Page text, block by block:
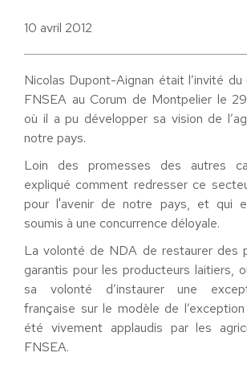
10 avril 2012
Nicolas Dupont-Aignan était l’invité
FNSEA au Corum de Montpelier le
où il a pu développer sa vision de
notre pays.
Loin des promesses des autres
expliqué comment redresser ce
pour l'avenir de notre pays, et qui
soumis à une concurrence déloyale.
La volonté de NDA de restaurer des
garantis pour les producteurs laitiers,
sa volonté d’instaurer une
française sur le modèle de
été vivement applaudis par les
FNSEA.